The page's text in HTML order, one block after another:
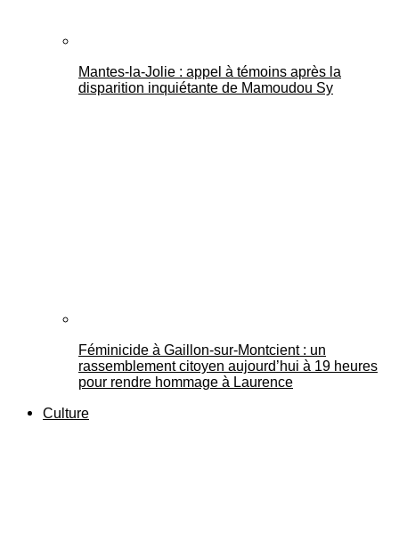
Mantes-la-Jolie : appel à témoins après la
disparition inquiétante de Mamoudou Sy
Féminicide à Gaillon‑sur‑Montcient : un
rassemblement citoyen aujourd’hui à 19 heures
pour rendre hommage à Laurence
Culture